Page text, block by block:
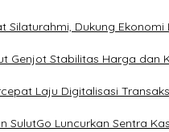
Silaturahmi, Dukung
Genjot Stabilitas Harga dan
Laju Digitalisasi
SulutGo Luncurkan Sentra